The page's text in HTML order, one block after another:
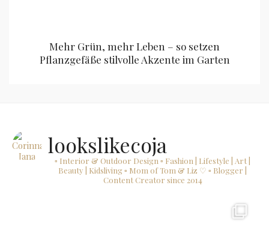
Mehr Grün, mehr Leben – so setzen
Pflanzgefäße stilvolle Akzente im Garten
lookslikecoja
▫ Interior & Outdoor Design ▫ Fashion | Lifestyle | Art |
Beauty | Kidsliving▫ Mom of Tom & Liz ♡ ▫ Blogger |
Content Creator since 2014